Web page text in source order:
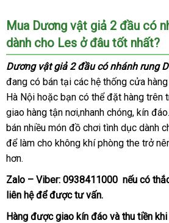
Cách
sử
dụng
Dương
vật
giả
2
đầu
có
nhánh
DC79Q.
Mua Dương vật giả 2 đầu có
dành cho Les ở đâu tốt nhất?
Dương vật giả 2 đầu có nhánh rung
đang có bán tại bền
các hệ thống cửa
Hà Nội sử
dụng
hoặc bạn đặt
mua
có thể đặt hàng trên
giao hàng tận nơi,nhanh chóngnội
địa
, kín đáo
bán nhiều món đồ chơi tình dục dành
để làm cho không khí phòng the trở
hơn.
Zalo – Viber: 0938411000 đặt
nếu có
liên hệđặt
mua
đểshop
được tư vấn.
Hàng giá
được giao kín đáo Thái
và thu tiền